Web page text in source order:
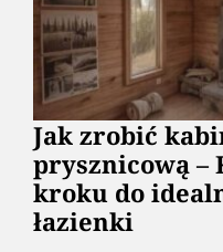
Jak zrobić
prysznicową –
kroku do
łazienki